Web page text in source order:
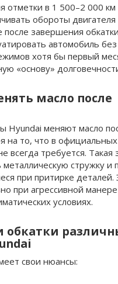
отметки в 1 500–2 000
обороты двигателя
после завершения обкатки
автомобиль без
хотя бы первый
«основу»
масло после
Hyundai меняют масло
на то, что в официальных
всегда требуется. Такая
металлическую стружку и
при притирке деталей.
при агрессивной
условиях.
обкатки
свои нюансы: